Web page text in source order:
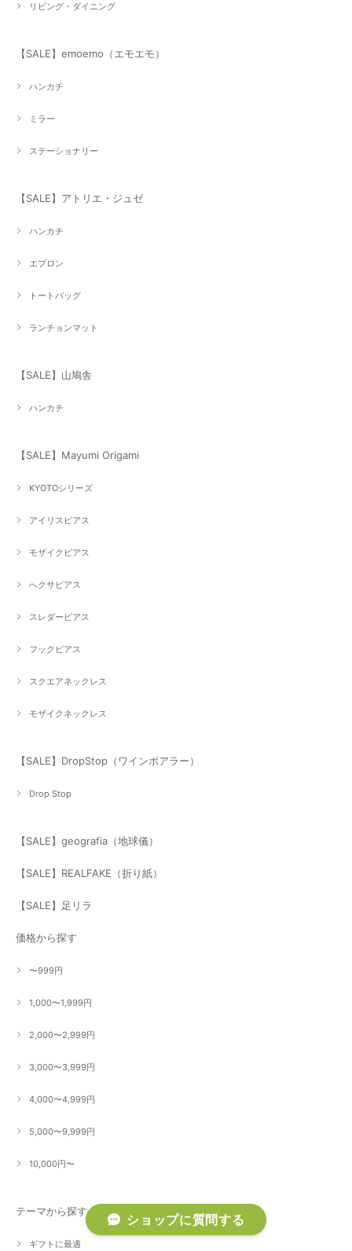
リビング・ダイニング
【SALE】emoemo（エモエモ）
ハンカチ
ミラー
ステーショナリー
【SALE】アトリエ・ジュゼ
ハンカチ
エプロン
トートバッグ
ランチョンマット
【SALE】山鳩舎
ハンカチ
【SALE】Mayumi Origami
KYOTOシリーズ
アイリスピアス
モザイクピアス
へクサピアス
スレダーピアス
フックピアス
スクエアネックレス
モザイクネックレス
【SALE】DropStop（ワインポアラー）
Drop Stop
【SALE】geografia（地球儀）
【SALE】REALFAKE（折り紙）
【SALE】足リラ
価格から探す
〜999円
1,000〜1,999円
2,000〜2,999円
3,000〜3,999円
4,000〜4,999円
5,000〜9,999円
10,000円〜
テーマから探す
ギフトに最適
ショップに質問する